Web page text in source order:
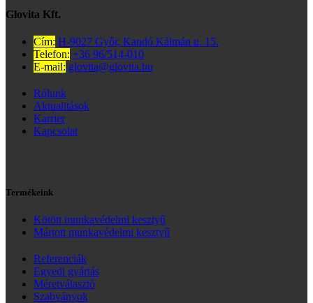
Glovita Kft.
Cím: H-9027 Győr, Kandó Kálmán u. 15.
Telefon: +36 96/514-010
E-mail: glovita@glovita.hu
Rólunk
Aktualitások
Karrier
Kapcsolat
Termékeink
Kötött munkavédelmi kesztyű
Mártott munkavédelmi kesztyű
Referenciák
Egyedi gyártás
Méretválasztó
Szabványok